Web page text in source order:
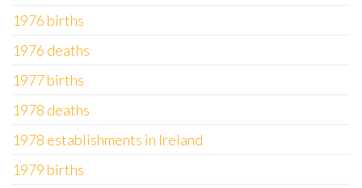
1976 births
1976 deaths
1977 births
1978 deaths
1978 establishments in Ireland
1979 births